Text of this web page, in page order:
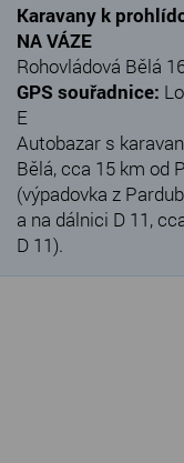
Karavany k
NA VÁZE
Rohovládová Bělá
GPS souřadnice:
E
Autobazar s
Bělá, cca 15 km od
(výpadovka z
a na dálnici D 11,
D 11).